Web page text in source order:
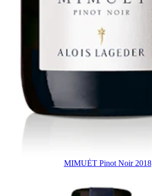
MIMUÈT Pinot Noir 2018